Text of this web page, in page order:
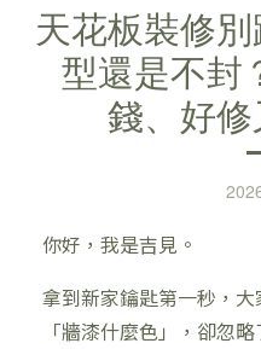
天花板裝修
型還是不封
錢、好修
你好，我是吉見。
拿到新家鑰匙第一秒，大
「牆漆什麼色」，卻忽